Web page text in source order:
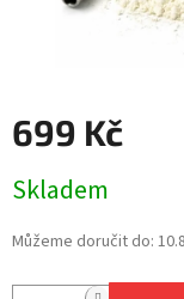
699 Kč
cena:
Skladem
Můžeme doručit do: